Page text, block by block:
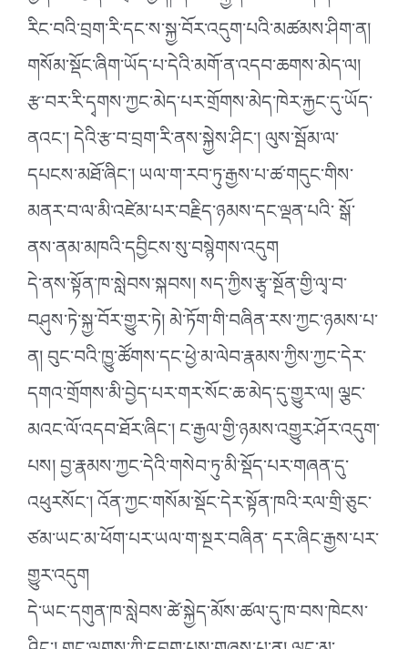
རིང་བའི་བྲག་རི་དང་ས་སྐྱ་བོར་འདུག་པའི་མཚམས་ཤིག་ན།
གསོམ་སྡོང་ཞིག་ཡོད་པ་དེའི་མགོ་ན་འདབ་ཆགས་མེད་ལ།
རྩ་བར་རི་དྭགས་ཀྱང་མེད་པར་གྲོགས་མེད་ཁེར་རྐྱང་དུ་ཡོད་
ནའང༌། དེའི་རྩ་བ་བྲག་རི་ནས་སྐྱེས་ཤིང༌། ལུས་སྦོམ་ལ་
དཔངས་མཐོ་ཞིང༌། ཡལ་ག་རབ་ཏུ་རྒྱས་པ་ཚ་གདུང་གིས་
མནར་བ་ལ་མི་འཛེམ་པར་བརྗིད་ཉམས་དང་ལྡན་པའི་ སྒོ་
ནས་ནམ་མཁའི་དབྱིངས་སུ་བསྙེགས་འདུག
དེ་ནས་སྟོན་ཁ་སླེབས་སྐབས། སད་ཀྱིས་རྩྭ་སྔོན་གྱི་ལྭ་བ་
བཤུས་ཏེ་སྐྱ་བོར་གྱུར་ཏེ། མེ་ཏོག་གི་བཞིན་རས་ཀྱང་ཉམས་པ་
ན། བུང་བའི་ཁྱུ་ཚོགས་དང་ཕྱེ་མ་ལེབ་རྣམས་ཀྱིས་ཀྱང་དེར་
དགའ་གྲོགས་མི་བྱེད་པར་གར་སོང་ཆ་མེད་དུ་གྱུར་ལ། ལྕང་
མའང་ལོ་འདབ་ཐོར་ཞིང༌། ང་རྒྱལ་གྱི་ཉམས་འགྱུར་ཤོར་འདུག་
པས། བྱ་རྣམས་ཀྱང་དེའི་གསེབ་ཏུ་མི་སྡོད་པར་གཞན་དུ་
འཕུརསོང༌། འོན་ཀྱང་གསོམ་སྡོང་དེར་སྟོན་ཁའི་རལ་གྲི་ཅུང་
ཙམ་ཡང་མ་ཕོག་པར་ཡལ་ག་སྔར་བཞིན་ དར་ཞིང་རྒྱས་པར་
གྱུར་འདུག
དེ་ཡང་དགུན་ཁ་སླེབས་ཚེ་སྐྱེད་མོས་ཚལ་དུ་ཁ་བས་ཁེངས་